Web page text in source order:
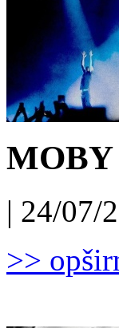
MOBY
| 24/07/
>>